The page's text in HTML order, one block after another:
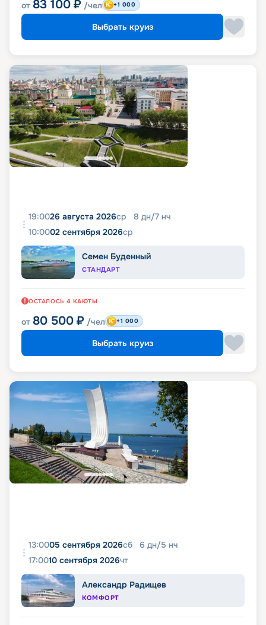
от 83 100 ₽ /чел +1 000
Выбрать круиз
19:0026 августа 2026ср 8 дн/7 нч
10:0002 сентября 2026ср
Семен Буденный
СТАНДАРТ
ОСТАЛОСЬ 4 КАЮТЫ
от 80 500 ₽ /чел +1 000
Выбрать круиз
13:0005 сентября 2026сб 6 дн/5 нч
17:0010 сентября 2026чт
Александр Радищев
КОМФОРТ